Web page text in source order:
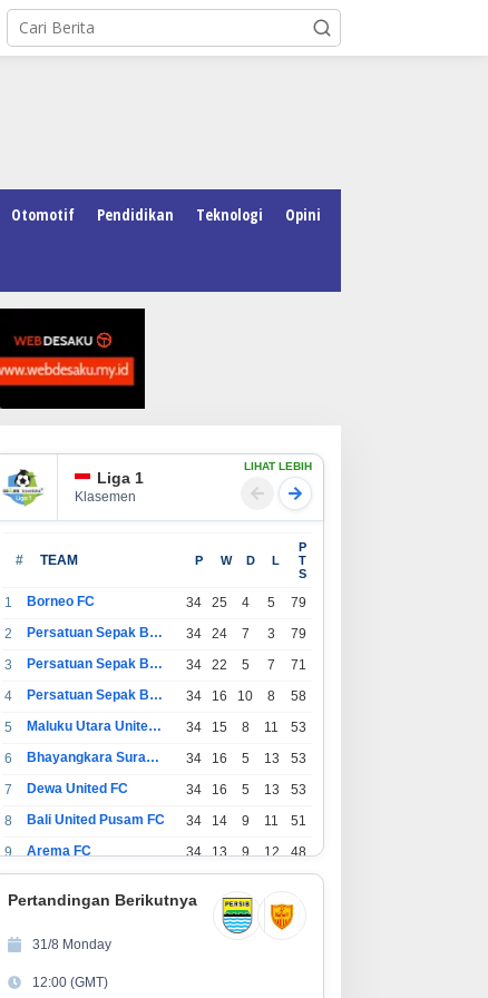
Otomotif Pendidikan Teknologi Opini
Brand Direkomendasikan
DI TENGAH GEMPURAN BUDAYA
MODERN! SDN 1 Wanamekar
Lahirkan Generasi Penari Sunda,
Menjaga Warisan Leluhur dari
Ruang Kelas
Liga 1
Klasemen
LIHAT LEBIH
# TEAM P W D L
P
T
S
1 Borneo FC 34 25 4 5
79
2
Persatuan Sepak Bola Indonesia Bandung 34 24 7 3
79
3
Persatuan Sepak Bola Indonesia Jakarta 34 22 5 7
71
4
Persatuan Sepak Bola Surabaya 34 16 10 8
58
5
Maluku Utara United FC 34 15 8 11
53
6
Bhayangkara Surabaya United 34 16 5 13
53
7
Dewa United FC 34 16 5 13
53
8
Bali United Pusam FC 34 14 9 11
51
9
Arema FC 34 13 9 12
48
0
1
11 12 11
2
Pertandingan Berikutnya
31/8 Monday
12:00 (GMT)